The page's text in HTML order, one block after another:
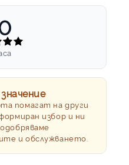
помагат на други
избор и ни
и обслужването.